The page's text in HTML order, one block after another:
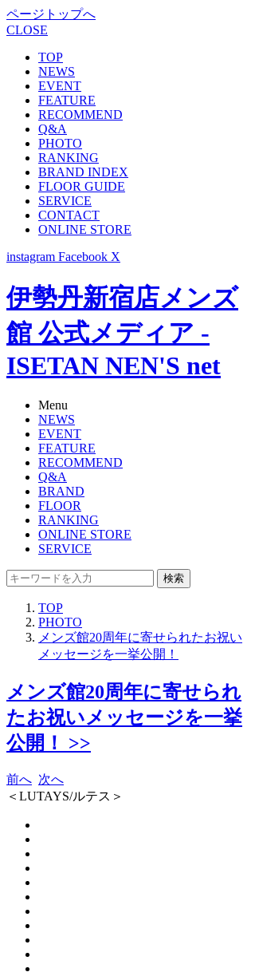
ページトップへ
CLOSE
TOP
NEWS
EVENT
FEATURE
RECOMMEND
Q&A
PHOTO
RANKING
BRAND INDEX
FLOOR GUIDE
SERVICE
CONTACT
ONLINE STORE
instagram Facebook X
伊勢丹新宿店メンズ
館 公式メディア -
ISETAN NEN'S net
Menu
NEWS
EVENT
FEATURE
RECOMMEND
Q&A
BRAND
FLOOR
RANKING
ONLINE STORE
SERVICE
検索
TOP
PHOTO
メンズ館20周年に寄せられたお祝い
メッセージを一挙公開！
メンズ館20周年に寄せられ
たお祝いメッセージを一挙
公開！ >>
前へ 次へ
＜LUTAYS/ルテス＞